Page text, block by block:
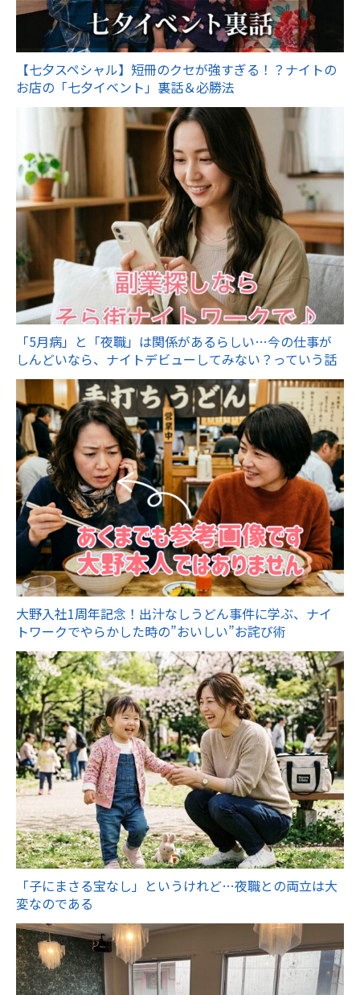
【七夕スペシャル】短冊のクセが強すぎる！？ナイトの
お店の「七夕イベント」裏話＆必勝法
「5月病」と「夜職」は関係があるらしい…今の仕事が
しんどいなら、ナイトデビューしてみない？っていう話
大野入社1周年記念！出汁なしうどん事件に学ぶ、ナイ
トワークでやらかした時の”おいしい”お詫び術
「子にまさる宝なし」というけれど…夜職との両立は大
変なのである